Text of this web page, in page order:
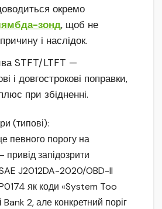
окремо
зонд, щоб не
і наслідок.
STFT/LTFT —
і довгострокові поправки,
при збідненні.
(типові):
певного порогу на
запідозрити
J2012DA-2020/OBD-II
як коди «System Too
Bank 2, але конкретний поріг